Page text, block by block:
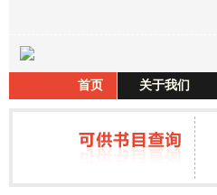
首页 关于我们